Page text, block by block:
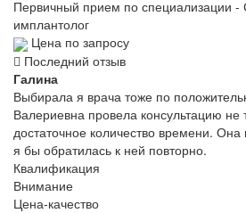
Первичный прием по специализации -
имплантолог
Цена по запросу
Последний отзыв
Галина
Выбирала я врача тоже по
Валериевна провела консультацию
достаточное количество времени.
я бы обратилась к ней повторно.
Квалификация
Внимание
Цена-качество